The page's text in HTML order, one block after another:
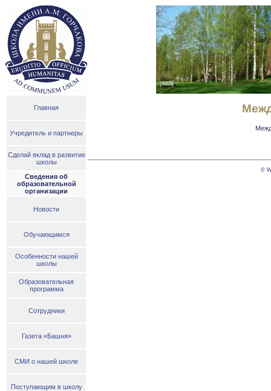
Главная
Учредитель и партнеры
Сделай вклад в развитие
школы
Сведения об
образовательной
организации
Новости
Обучающимся
Особенности нашей
школы
Образовательная
программа
Сотрудники
Газета «Башня»
СМИ о нашей школе
Поступающим в школу
©